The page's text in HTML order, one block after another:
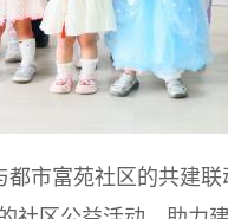
都市富苑社区的共建